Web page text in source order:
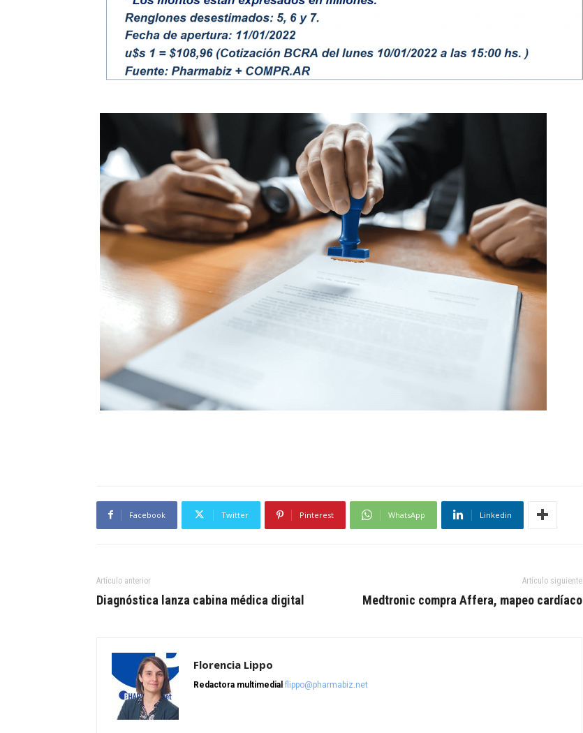
Facebook Twitter Pinterest WhatsApp Linkedin
Artículo anterior
Diagnóstica lanza cabina médica digital
Artículo siguiente
Medtronic compra Affera, mapeo cardíaco
Florencia Lippo
Redactora multimedial flippo@pharmabiz.net